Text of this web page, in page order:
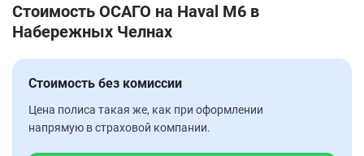
Стоимость ОСАГО на Haval M6 в
Набережных Челнах
Стоимость без комиссии
Цена полиса такая же, как при оформлении
напрямую в страховой компании.